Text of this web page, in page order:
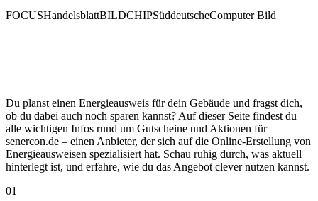
FOCUSHandelsblattBILDCHIPSüddeutscheComputer Bild
Du planst einen Energieausweis für dein Gebäude und fragst dich,
ob du dabei auch noch sparen kannst? Auf dieser Seite findest du
alle wichtigen Infos rund um Gutscheine und Aktionen für
senercon.de – einen Anbieter, der sich auf die Online-Erstellung von
Energieausweisen spezialisiert hat. Schau ruhig durch, was aktuell
hinterlegt ist, und erfahre, wie du das Angebot clever nutzen kannst.
01